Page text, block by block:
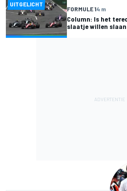
UITGELICHT
FORMULE 14 m
Column: Is het
slaatje willen